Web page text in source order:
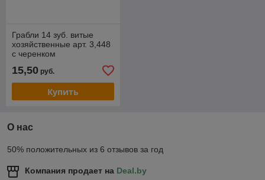
Грабли 14 зуб. витые
хозяйственные арт. 3,448
с черенком
15,50 руб.
Купить
О нас
50% положительных из 6 отзывов за год
Компания продает на Deal.by